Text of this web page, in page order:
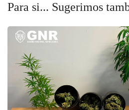
Para si... Sugerimos